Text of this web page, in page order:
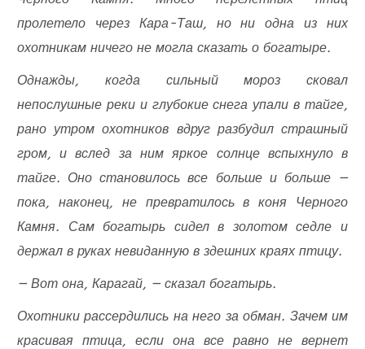
пролетело через Кара-Таш, но ни одна из них
охотникам ничего не могла сказать о богатыре.
Однажды, когда сильный мороз сковал
непослушные реки и глубокие снега упали в тайге,
рано утром охотников вдруг разбудил страшный
гром, и вслед за ним яркое солнце вспыхнуло в
тайге. Оно становилось все больше и больше —
пока, наконец, не превратилось в коня Черного
Камня. Сам богатырь сидел в золотом седле и
держал в руках невиданную в здешних краях птицу.
— Вот она, Карагай, — сказал богатырь.
Охотники рассердились на него за обман. Зачем им
красивая птица, если она все равно не вернет